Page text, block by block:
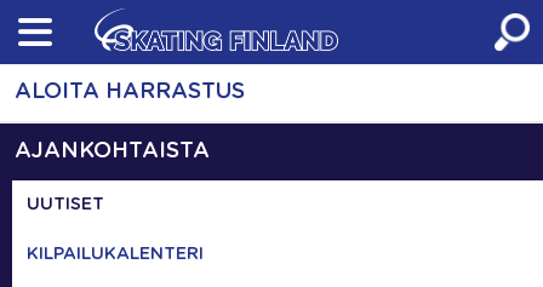
Skip
content
ALOITA HARRASTUS
AJANKOHTAISTA
UUTISET
KILPAILUKALENTERI